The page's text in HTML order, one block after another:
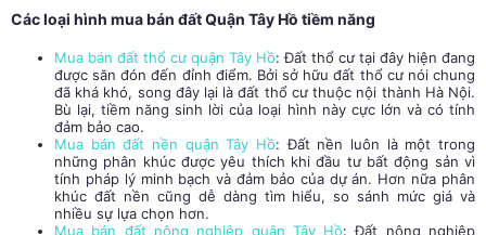
Các loại hình mua bán đất Quận Tây Hồ tiềm năng
Mua bán đất thổ cư quận Tây Hồ: Đất thổ cư tại đây hiện đang
được săn đón đến đỉnh điểm. Bởi sở hữu đất thổ cư nói chung
đã khá khó, song đây lại là đất thổ cư thuộc nội thành Hà Nội.
Bù lại, tiềm năng sinh lời của loại hình này cực lớn và có tính
đảm bảo cao.
Mua bán đất nền quận Tây Hồ: Đất nền luôn là một trong
những phân khúc được yêu thích khi đầu tư bất động sản vì
tính pháp lý minh bạch và đảm bảo của dự án. Hơn nữa phân
khúc đất nền cũng dễ dàng tìm hiểu, so sánh mức giá và
nhiều sự lựa chọn hơn.
Mua bán đất nông nghiệp quận Tây Hồ: Đất nông nghiệp